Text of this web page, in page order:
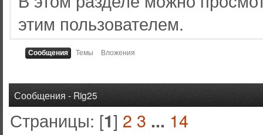
этим пользователем.
Сообщения Темы Вложения
Сообщения - Rig25
Страницы: [1] 2 3 ... 14